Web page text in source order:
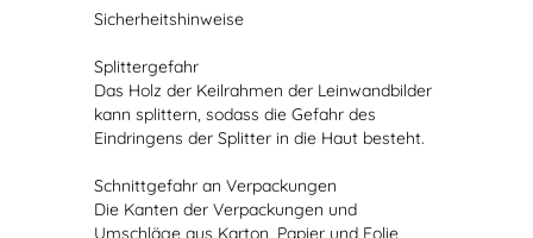
Sicherheitshinweise
Splittergefahr
Das Holz der Keilrahmen der Leinwandbilder
kann splittern, sodass die Gefahr des
Eindringens der Splitter in die Haut besteht.
Schnittgefahr an Verpackungen
Die Kanten der Verpackungen und
Umschläge aus Karton, Papier und Folie